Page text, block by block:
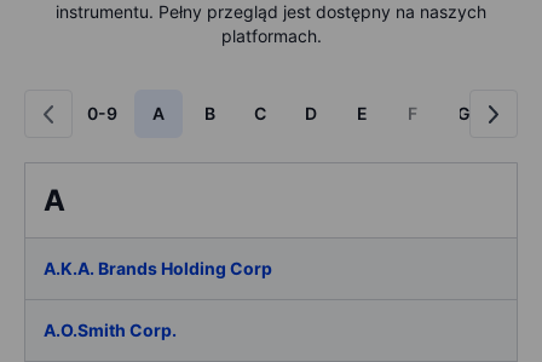
instrumentu. Pełny przegląd jest dostępny na naszych
platformach.
0-9 A B C D E F G
A
A.K.A. Brands Holding Corp
A.O.Smith Corp.